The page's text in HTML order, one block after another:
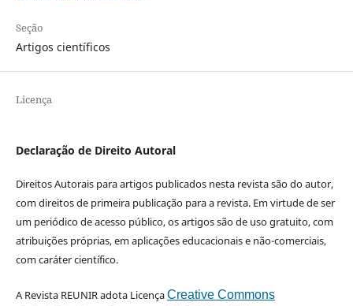
Seção
Artigos científicos
Licença
Declaração de Direito Autoral
Direitos Autorais para artigos publicados nesta revista são do autor,
com direitos de primeira publicação para a revista. Em virtude de ser
um periódico de acesso público, os artigos são de uso gratuito, com
atribuições próprias, em aplicações educacionais e não-comerciais,
com caráter científico.
A Revista REUNIR adota LicençaCreative Commons